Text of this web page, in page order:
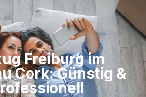
Freiburg im
Cork: Günstig &